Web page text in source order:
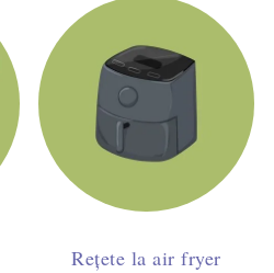
Rețete la air fryer